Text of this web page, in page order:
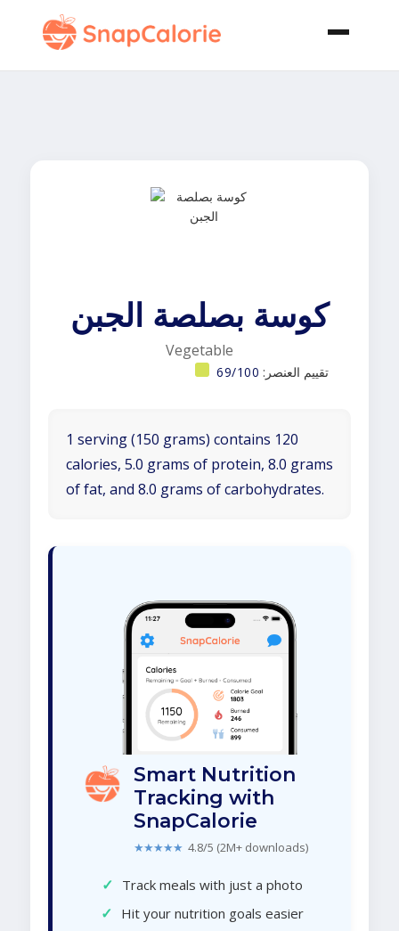
كوسة بصلصة الجبن
Vegetable
تقييم العنصر: 69/100
1 serving (150 grams) contains 120
calories, 5.0 grams of protein, 8.0 grams
of fat, and 8.0 grams of carbohydrates.
Smart Nutrition
Tracking with
SnapCalorie
★★★★★ 4.8/5 (2M+ downloads)
✓ Track meals with just a photo
✓ Hit your nutrition goals easier